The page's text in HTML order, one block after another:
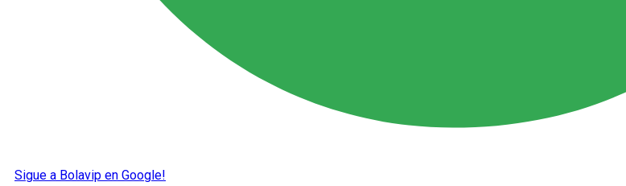
Sigue a Bolavip en Google!